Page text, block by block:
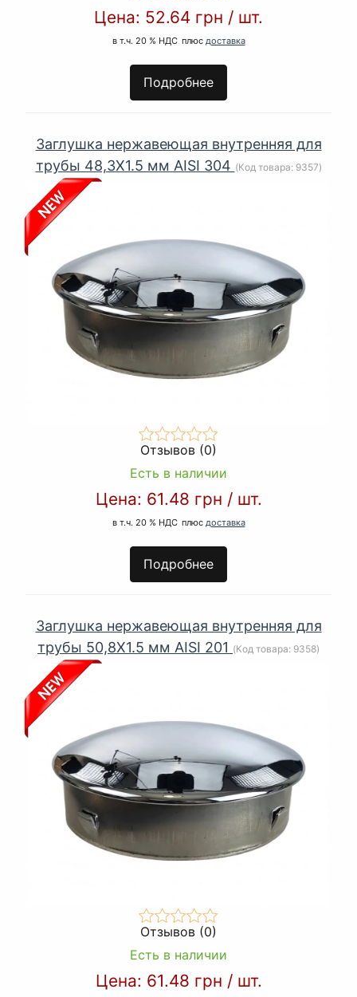
Цена: 52.64 грн / шт.
в т.ч. 20 % НДС плюс доставка
Подробнее
Заглушка нержавеющая внутренняя для
трубы 48,3Х1.5 мм AISI 304 (Код товара: 9357)
Отзывов (0)
Есть в наличии
Цена: 61.48 грн / шт.
в т.ч. 20 % НДС плюс доставка
Подробнее
Заглушка нержавеющая внутренняя для
трубы 50,8Х1.5 мм AISI 201 (Код товара: 9358)
Отзывов (0)
Есть в наличии
Цена: 61.48 грн / шт.